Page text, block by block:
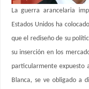
La guerra arancelaria
Estados Unidos ha
que el rediseño de su
su inserción en los
particularmente expuesto
Blanca, se ve obligado a